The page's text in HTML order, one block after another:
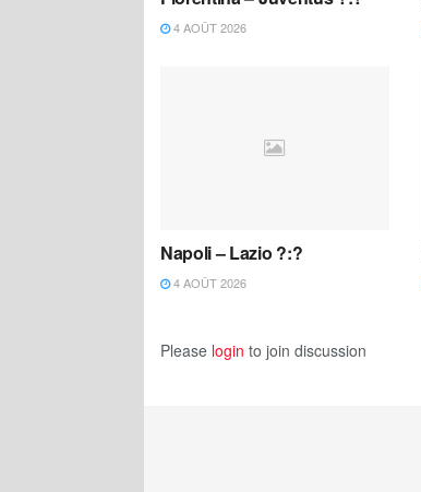
4 AOÛT 2026
Napoli – Lazio ?:?
4 AOÛT 2026
Please login to join discussion